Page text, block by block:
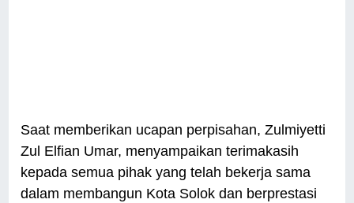
Saat memberikan ucapan perpisahan, Zulmiyetti
Zul Elfian Umar, menyampaikan terimakasih
kepada semua pihak yang telah bekerja sama
dalam membangun Kota Solok dan berprestasi